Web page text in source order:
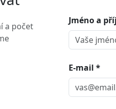
a počet
Jméno a
E-mail *